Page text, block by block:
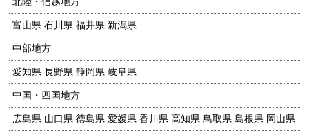
富山県 石川県 福井県 新潟県
中部地方
愛知県 長野県 静岡県 岐阜県
中国・四国地方
広島県 山口県 徳島県 愛媛県 香川県 高知県 鳥取県 島根県 岡山県